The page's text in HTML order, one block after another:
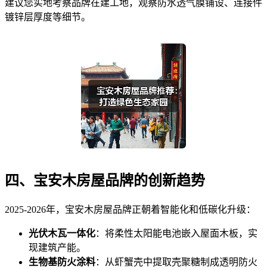
建议您实地考察品牌在建工地，观察防水透气膜铺设、连接件
镀锌层厚度等细节。
四、宝安木房屋品牌的创新趋势
2025-2026年，宝安木房屋品牌正朝着智能化和低碳化升级：
光伏木瓦一体化：将柔性太阳能电池嵌入屋面木板，实
现建筑产能。
生物基防火涂料：从虾蟹壳中提取壳聚糖制成透明防火